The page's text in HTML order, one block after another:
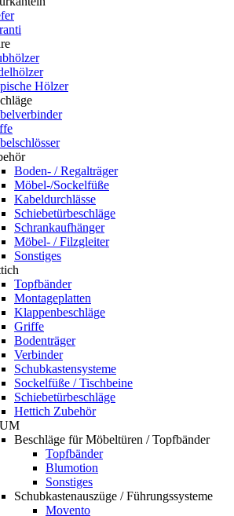
Hölzer
Boden- / Regalträger
Möbel-/Sockelfüße
Kabeldurchlässe
Schiebetürbeschläge
Schrankaufhänger
Möbel- / Filzgleiter
Sonstiges
Topfbänder
Montageplatten
Klappenbeschläge
Griffe
Bodenträger
Verbinder
Schubkastensysteme
Sockelfüße / Tischbeine
Schiebetürbeschläge
Hettich Zubehör
Beschläge für Möbeltüren / Topfbänder
Topfbänder
Blumotion
Sonstiges
Schubkastenauszüge / Führungssysteme
Movento